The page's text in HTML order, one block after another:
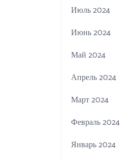
Июль 2024
Июнь 2024
Май 2024
Апрель 2024
Март 2024
Февраль 2024
Январь 2024